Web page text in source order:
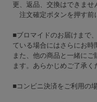
更、返品、交換はできませ
注文確定ボタンを押す前
■ブロマイドのお届けまで
ている場合にはさらにお時
また、他の商品と一緒に
ます。あらかじめご了承く
■コンビニ決済をご利用の